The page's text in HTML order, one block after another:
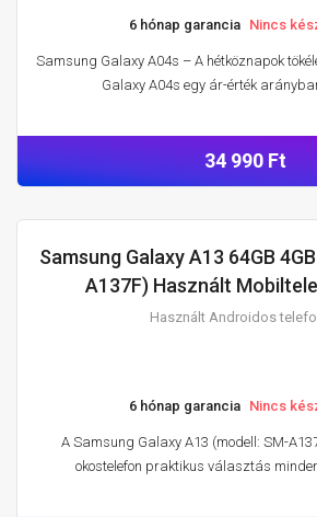
6 hónap garancia Nincs
Samsung Galaxy A04s – A hétköznapok
Galaxy A04s egy ár-érték
34 990 Ft
HASZNÁLT
Samsung Galaxy A13 64GB
A137F) Használt
Használt Androidos
6 hónap garancia Nincs
A Samsung Galaxy A13 (modell: SM-
okostelefon praktikus választás